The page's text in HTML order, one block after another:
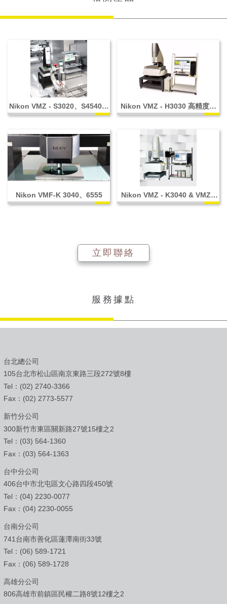
Nikon VMZ - S3020、S4540、
S6555
Nikon VMZ - H3030 高精度機
型
Nikon VMF-K 3040、6555
Nikon VMZ - K3040 & VMZ -
K6555 共軛焦影像測量系統
立即聯絡
服務據點
台北總公司
105台北市松山區南京東路三段272號8樓
Tel：(02) 2740-3366
Fax：(02) 2773-5577
新竹分公司
300新竹市東區關新路27號15樓之2
Tel：(03) 564-1360
Fax：(03) 564-1363
台中分公司
406台中市北屯區文心路四段450號
Tel：(04) 2230-0077
Fax：(04) 2230-0055
台南分公司
741台南市善化區蓮潭南街33號
Tel：(06) 589-1721
Fax：(06) 589-1728
高雄分公司
806高雄市前鎮區民權二路8號12樓之2